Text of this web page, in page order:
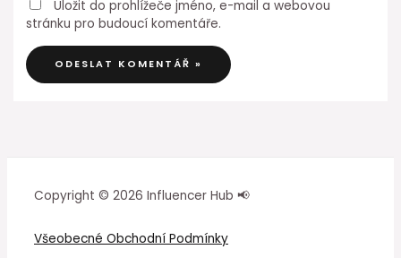
Uložit do prohlížeče jméno, e-mail a webovou
stránku pro budoucí komentáře.
Copyright © 2026 Influencer Hub 📢
Všeobecné Obchodní Podmínky